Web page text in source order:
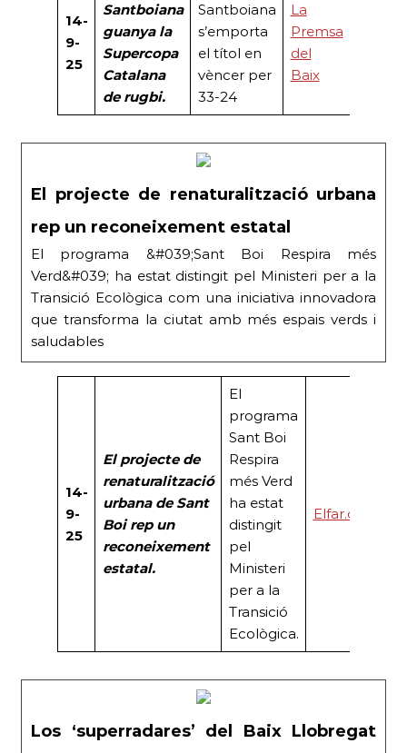
14-
9-
25
Santboiana
guanya la
Supercopa
Catalana
de rugbi.
Santboiana
s’emporta
el títol en
vèncer per
33-24
La
Premsa
del
Baix
El projecte de renaturalització urbana
rep un reconeixement estatal
El programa &#039;Sant Boi Respira més
Verd&#039; ha estat distingit pel Ministeri per a la
Transició Ecològica com una iniciativa innovadora
que transforma la ciutat amb més espais verds i
saludables
14-
9-
25
El projecte de
renaturalització
urbana de Sant
Boi rep un
reconeixement
estatal.
El
programa
Sant Boi
Respira
més Verd
ha estat
distingit
pel
Ministeri
per a la
Transició
Ecològica.
Elfar.cat
Los ‘superradares’ del Baix Llobregat